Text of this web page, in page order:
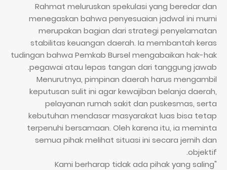
Rahmat meluruskan spekulasi yang beredar dan
menegaskan bahwa penyesuaian jadwal ini murni
merupakan bagian dari strategi penyelamatan
stabilitas keuangan daerah. Ia membantah keras
tudingan bahwa Pemkab Bursel mengabaikan hak-hak
pegawai atau lepas tangan dari tanggung jawab.
Menurutnya, pimpinan daerah harus mengambil
keputusan sulit ini agar kewajiban belanja daerah,
pelayanan rumah sakit dan puskesmas, serta
kebutuhan mendasar masyarakat luas bisa tetap
terpenuhi bersamaan. Oleh karena itu, ia meminta
semua pihak melihat situasi ini secara jernih dan
objektif.
"Kami berharap tidak ada pihak yang saling